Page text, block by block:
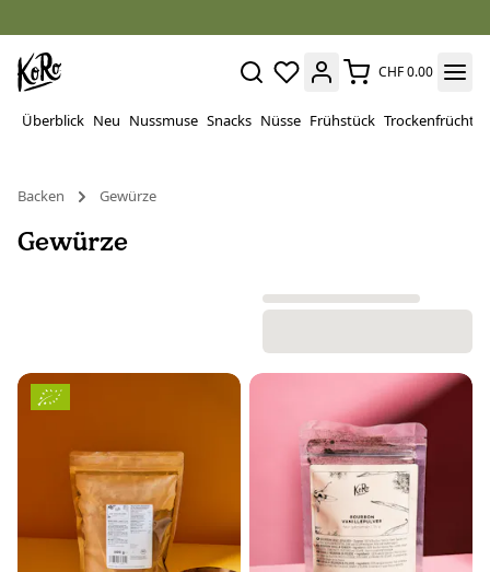
CHF 0.00
Überblick Neu Nussmuse Snacks Nüsse Frühstück Trockenfrüchte
Backen
Gewürze
Gewürze